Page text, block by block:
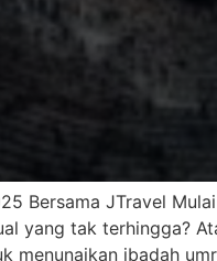
Bersama JTravel
yang tak terhingga?
menunaikan ibadah